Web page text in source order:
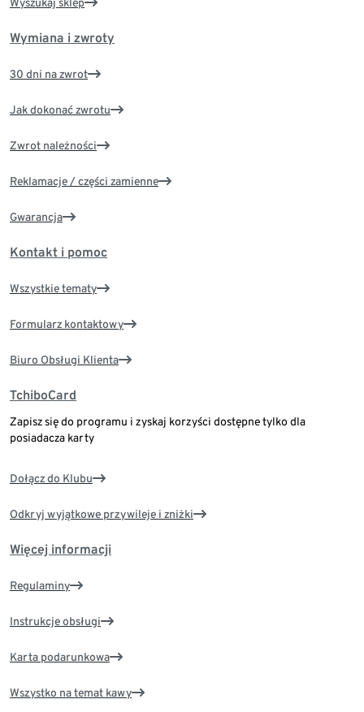
Wymiana i zwroty
30 dni na zwrot
Jak dokonać zwrotu
Zwrot należności
Reklamacje / części zamienne
Gwarancja
Kontakt i pomoc
Wszystkie tematy
Formularz kontaktowy
Biuro Obsługi Klienta
TchiboCard
Zapisz się do programu i zyskaj korzyści dostępne tylko dla
posiadacza karty
Dołącz do Klubu
Odkryj wyjątkowe przywileje i zniżki
Więcej informacji
Regulaminy
Instrukcje obsługi
Karta podarunkowa
Wszystko na temat kawy